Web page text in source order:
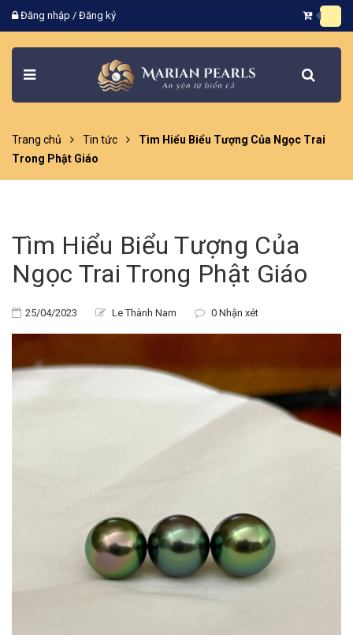
Đăng nhập / Đăng ký
Trang chủ Tin tức
Tìm Hiểu Biểu Tượng Của Ngọc Trai
Trong Phật Giáo
Tìm Hiểu Biểu Tượng Của
Ngọc Trai Trong Phật Giáo
25/04/2023 Le Thành Nam 0 Nhận xét